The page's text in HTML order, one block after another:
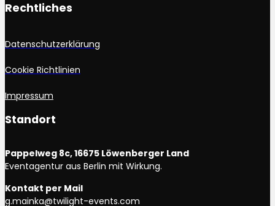
Rechtliches
Datenschutzerklärung
Cookie Richtlinien
Impressum
Standort
Pappelweg 8c, 16675 Löwenberger Land
Eventagentur aus Berlin mit Wirkung.
Kontakt per Mail
g.mainka@twilight-events.com